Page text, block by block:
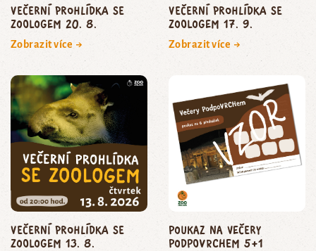
Večerní prohlídka se
zoologem 20. 8.
Zobrazit více →
Večerní prohlídka se
zoologem 17. 9.
Zobrazit více →
Večerní prohlídka se
zoologem 13. 8.
poukaz na Večery
podpoVRCHem 5+1